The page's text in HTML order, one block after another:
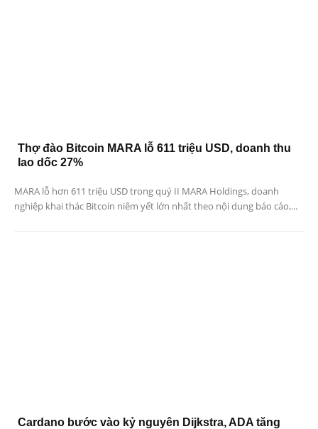
Thợ đào Bitcoin MARA lỗ 611 triệu USD, doanh thu
lao dốc 27%
MARA lỗ hơn 611 triệu USD trong quý II MARA Holdings, doanh
nghiệp khai thác Bitcoin niêm yết lớn nhất theo nội dung báo cáo,...
Cardano bước vào kỷ nguyên Dijkstra, ADA tăng